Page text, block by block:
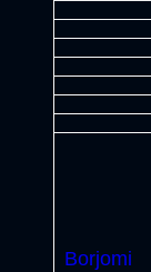
Borjomi